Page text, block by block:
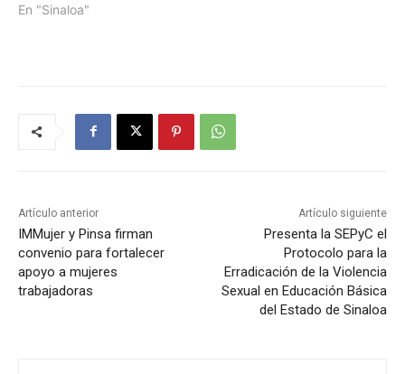
En "Sinaloa"
Artículo anterior
IMMujer y Pinsa firman
convenio para fortalecer
apoyo a mujeres
trabajadoras
Artículo siguiente
Presenta la SEPyC el
Protocolo para la
Erradicación de la Violencia
Sexual en Educación Básica
del Estado de Sinaloa